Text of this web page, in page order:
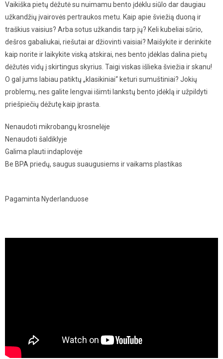
Vaikiška pietų dėžutė su nuimamu bento įdėklu siūlo dar daugiau
užkandžių įvairovės pertraukos metu. Kaip apie šviežią duoną ir
traškius vaisius? Arba sotus užkandis tarp jų? Keli kubeliai sūrio,
dešros gabaliukai, riešutai ar džiovinti vaisiai? Maišykite ir derinkite
kaip norite ir laikykite viską atskirai, nes bento įdėklas dalina pietų
dėžutės vidų į skirtingus skyrius. Taigi viskas išlieka šviežia ir skanu!
O gal jums labiau patiktų „klasikiniai“ keturi sumuštiniai? Jokių
problemų, nes galite lengvai išimti lankstų bento įdėklą ir užpildyti
priešpiečių dėžutę kaip įprasta.
Nenaudoti mikrobangų krosnelėje
Nenaudoti šaldiklyje
Galima plauti indaplovėje
Be BPA priedų, saugus suaugusiems ir vaikams plastikas
Pagaminta Nyderlanduose